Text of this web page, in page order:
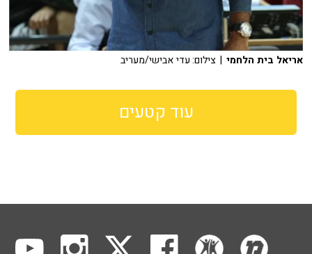
אריאל בית הלחמי | צילום: עדי אבישי/מעריב
עוד קטעים